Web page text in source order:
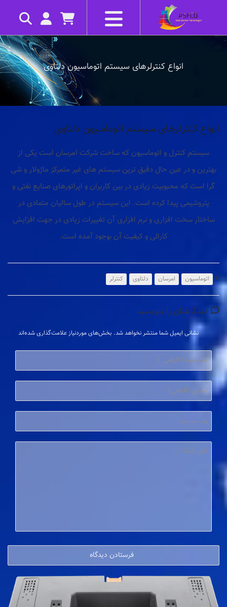
انواع کنترلرهای سیستم اتوماسیون دلتاوی
انواع کنترلرهای سیستم اتوماسیون دلتاوی
سیستم کنترل و اتوماسیون که ساخت شرکت امرسان است یکی از
بهترین و در عین حال دقیق ترین سیستم های غیر متمرکز ماژولار و شی
گرا است که محبوبیت زیادی در بین کاربران و اپراتورهای صنایع نفتی و
پتروشیمی پیدا کرده است. این سیستم در طول سالیان متمادی در
ساختار سخت افزاری و نرم افزاری آن تغییرات زیادی در جهت افزایش
کارائی و کیفیت آن بوجود آمده است.
# اتوماسیون امرسان دلتاوی کنترلر
دیدگاهتان را بنویسید
نشانی ایمیل شما منتشر نخواهد شد. بخش‌های موردنیاز علامت‌گذاری شده‌اند